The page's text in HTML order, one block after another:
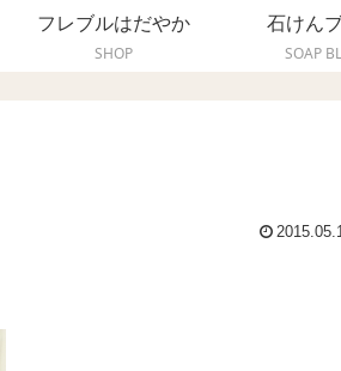
フレブルはだやか
SHOP
石けん
SOAP